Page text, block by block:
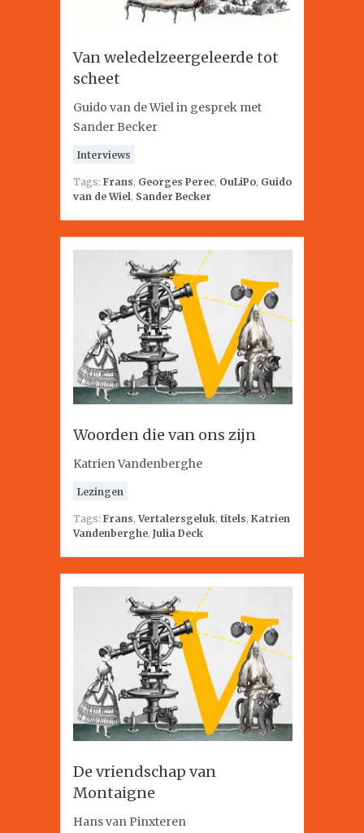
Van weledelzeergeleerde tot
scheet
Guido van de Wiel in gesprek met
Sander Becker
Interviews
Tags: Frans, Georges Perec, OuLiPo, Guido
van de Wiel, Sander Becker
Woorden die van ons zijn
Katrien Vandenberghe
Lezingen
Tags: Frans,Vertalersgeluk, titels, Katrien
Vandenberghe, Julia Deck
De vriendschap van
Montaigne
Hans van Pinxteren